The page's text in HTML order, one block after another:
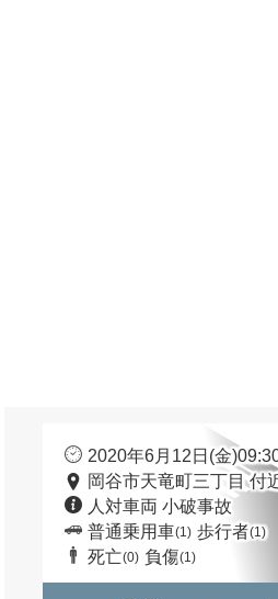
2020年6月12日(金
岡谷市天竜町三丁目 付
人対車両 小破事故
普通乗用車(1) 歩行者(1)
死亡(0) 負傷(1)